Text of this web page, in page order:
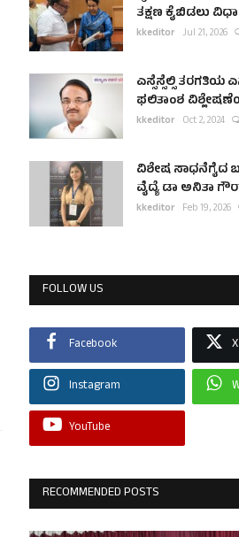
ತಕ್ಷಣ ಕೈಬಿಡಲು
kkeditor Jul 21, 2026
ಎಸ್ಸೆಸ್ಸೆಲ್ಸಿ ತರಗತಿಯ
ಫಲಿತಾಂಶ
kkeditor Oct 2, 2024
ವಿಶೇಷ ಸಾಧನೆಗೈದ
ವೈದ್ಯೆ ಡಾ ಅನಿತಾ
kkeditor Feb 19, 2026
FOLLOW US
Facebook
Instagram
YouTube
RECOMMENDED POSTS